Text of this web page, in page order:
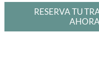
RESERVA TU